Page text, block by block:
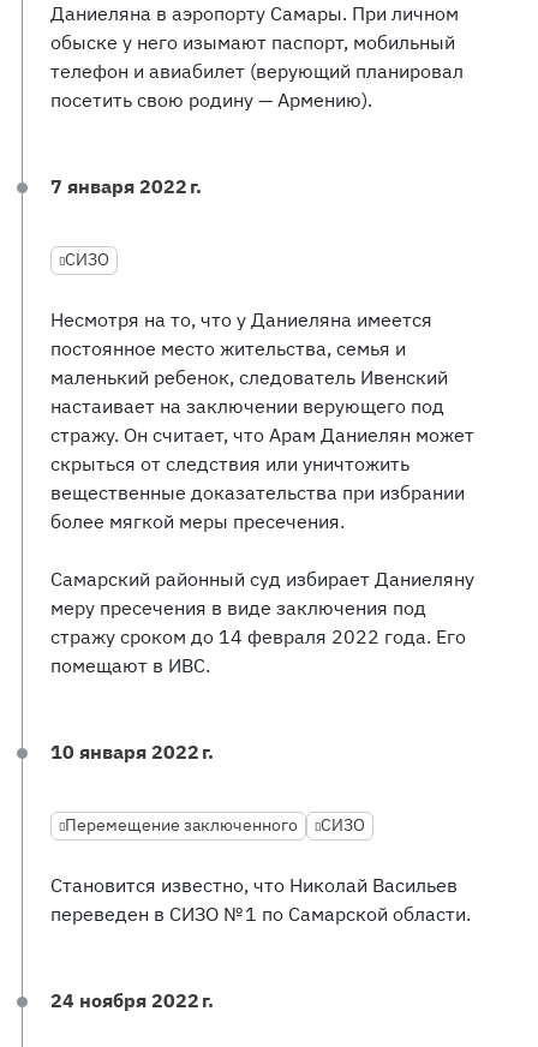
Даниеляна в аэропорту Самары. При личном
обыске у него изымают паспорт, мобильный
телефон и авиабилет (верующий планировал
посетить свою родину — Армению).
7 января 2022 г.
СИЗО
Несмотря на то, что у Даниеляна имеется
постоянное место жительства, семья и
маленький ребенок, следователь Ивенский
настаивает на заключении верующего под
стражу. Он считает, что Арам Даниелян может
скрыться от следствия или уничтожить
вещественные доказательства при избрании
более мягкой меры пресечения.
Самарский районный суд избирает Даниеляну
меру пресечения в виде заключения под
стражу сроком до 14 февраля 2022 года. Его
помещают в ИВС.
10 января 2022 г.
Перемещение заключенного СИЗО
Становится известно, что Николай Васильев
переведен в СИЗО № 1 по Самарской области.
24 ноября 2022 г.